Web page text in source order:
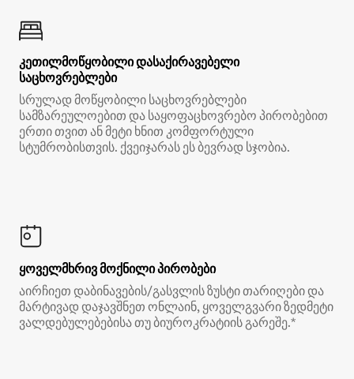
კეთილმოწყობილი დასაქირავებელი
საცხოვრებლები
სრულად მოწყობილი საცხოვრებლები
სამზარეულოებით და საყოფაცხოვრებო პირობებით
ერთი თვით ან მეტი ხნით კომფორტული
სტუმრობისთვის. ქვეიჯარას ეს ბევრად სჯობია.
ყოველმხრივ მოქნილი პირობები
აირჩიეთ დაბინავების/გასვლის ზუსტი თარიღები და
მარტივად დაჯავშნეთ ონლაინ, ყოველგვარი ზედმეტი
ვალდებულებებისა თუ ბიუროკრატიის გარეშე.*